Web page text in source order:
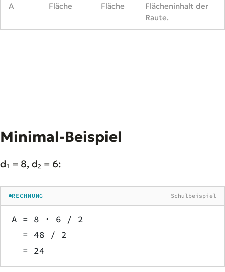
A Fläche Fläche
Flächeninhalt der
Raute.
Minimal-Beispiel
d₁ = 8, d₂ = 6:
RECHNUNG Schulbeispiel
A = 8 · 6 / 2
  = 48 / 2
  = 24